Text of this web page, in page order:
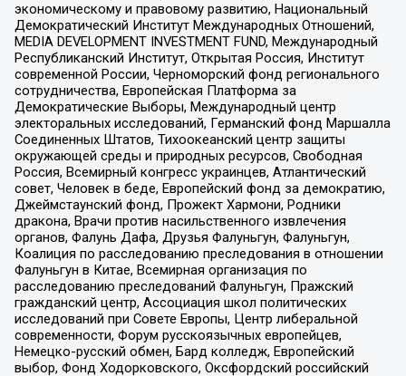
экономическому и правовому развитию, Национальный
Демократический Институт Международных Отношений,
MEDIA DEVELOPMENT INVESTMENT FUND, Международный
Республиканский Институт, Открытая Россия, Институт
современной России, Черноморский фонд регионального
сотрудничества, Европейская Платформа за
Демократические Выборы, Международный центр
электоральных исследований, Германский фонд Маршалла
Соединенных Штатов, Тихоокеанский центр защиты
окружающей среды и природных ресурсов, Свободная
Россия, Всемирный конгресс украинцев, Атлантический
совет, Человек в беде, Европейский фонд за демократию,
Джеймстаунский фонд, Прожект Хармони, Родники
дракона, Врачи против насильственного извлечения
органов, Фалунь Дафа, Друзья Фалуньгун, Фалуньгун,
Коалиция по расследованию преследования в отношении
Фалуньгун в Китае, Всемирная организация по
расследованию преследований Фалуньгун, Пражский
гражданский центр, Ассоциация школ политических
исследований при Совете Европы, Центр либеральной
современности, Форум русскоязычных европейцев,
Немецко-русский обмен, Бард колледж, Европейский
выбор, Фонд Ходорковского, Оксфордский российский